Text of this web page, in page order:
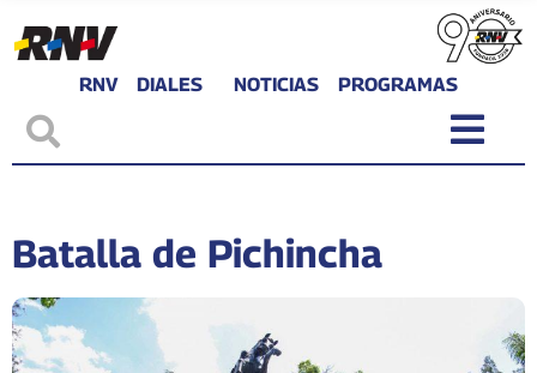
RNV DIALES NOTICIAS PROGRAMAS
Batalla de Pichincha